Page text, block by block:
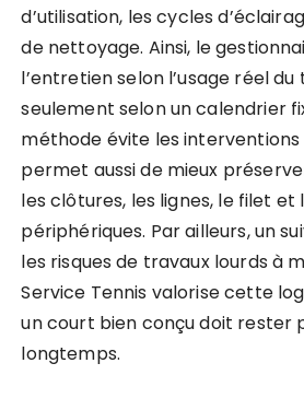
d’utilisation, les cycles
de nettoyage. Ainsi, le
l’entretien selon l’usage réel
seulement selon un calendrier
méthode évite les
permet aussi de mieux
les clôtures, les lignes, le filet et
périphériques. Par ailleurs, un
les risques de travaux lourds à
Service Tennis valorise cette
un court bien conçu doit rester
longtemps.